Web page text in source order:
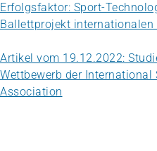
Erfolgsfaktor: Sport-
Ballettprojekt internationalen
Artikel vom 19.12.2022:
Wettbewerb der International
Association